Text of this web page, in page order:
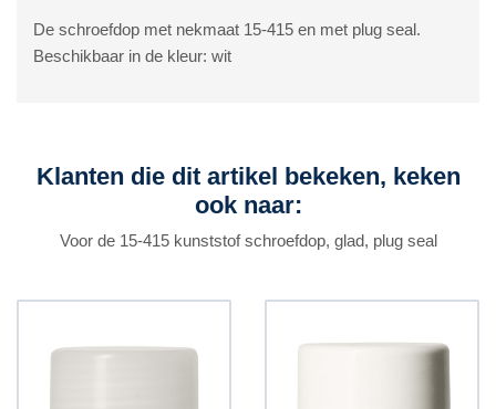
De schroefdop met nekmaat 15-415 en met plug seal.
Beschikbaar in de kleur: wit
Klanten die dit artikel bekeken, keken
ook naar:
Voor de 15-415 kunststof schroefdop, glad, plug seal